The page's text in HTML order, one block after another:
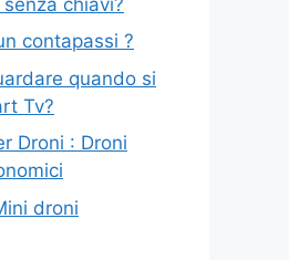
contapassi ?
quando si
Tv?
Droni : Droni
droni